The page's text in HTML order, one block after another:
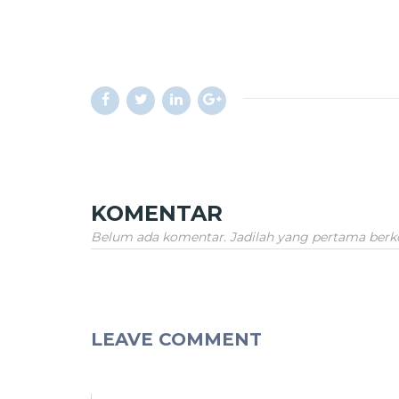
KOMENTAR
Belum ada komentar. Jadilah yang pertama
LEAVE COMMENT